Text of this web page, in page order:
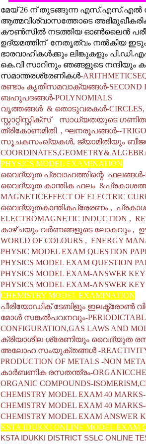
മേയ് 26 ന് തുടങ്ങുന്ന എസ്.എസ്.എല്‍
ആത്മവിശ്വാസത്തോടെ
കൗൺസിൽ നടത്തിയ ഓണ്‍ലൈന്‍
ഉദ്യമത്തിന് നേതൃത്വം നല്‍കിയ ഇടുക്കി
ഭാരവാഹികള്‍ക്കും ലിങ്കുകളും
കെ.വി സാറിനും ഞങ്ങളുടെ നന്ദിയും
സമാന്തരശ്രേണികൾ-
രണ്ടാം കൃതിസമവാക്യങ്ങൾ-SECOND
ബഹുപദങ്ങൾ-POLYNOMIALS
വൃത്തങ്ങൾ & തൊടുവരകൾ-
സ്റ്റാറ്റിസ്റ്റിക്‌സ് സാധ്യതയുടെ
ത്രികോണമിതി , ഘനരൂപങ്ങൾ--
സൂചകസംഖ്യകൾ, ജ്യാമിതിയും
COORDINATES,GEOMETRY&
PHYSICS MODEL EXAMINATION
വൈദ്യുത പ്രവാഹത്തിന്റെ ഫലങ്ങൾ
വൈദ്യുത കാന്തിക ഫലം &
MAGNETICEFFECT OF ELECTRIC
വൈദ്യുതകാന്തികപ്രേരണം ,
ELECTROMAGNETIC INDUCTION ,
കാഴ്ചയും വർണങ്ങളുടെ ലോകവും ,
WORLD OF COLOURS , ENERGY
PHYSIC MODEL EXAM QUESTION
PHYSICS MODEL EXAM QUESTION
PHYSICS MODEL EXAM-ANSWER
PHYSICS MODEL EXAM-ANSWER
CHEMISTRY MODEL EXAMINATION
പീരിയോഡിക് ടേബിളും ഇലക്ട്രോൺ
മോൾ സങ്കൽപവനവും-
CONFIGURATION,GAS LAWS AND
ക്രിയാശീല ശ്രേണിയും വൈദ്യുത
അലോഹ സംയുക്തങ്ങൾ -
PRODUCTION OF METALS -NON
കാർബണിക രസതന്ത്രം-
ORGANIC COMPOUNDS-
CHEMISTRY MODEL EXAM 40
CHEMISTRY MODEL EXAM 40
CHEMISTRY MODEL EXAM ANSWER
KSTA IDUKKI ONLINE MODEL EXAM
KSTA IDUKKI DISTRICT SSLC ONLINE